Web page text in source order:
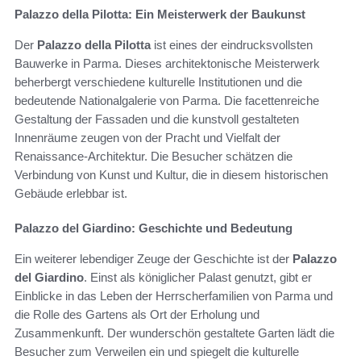
Palazzo della Pilotta: Ein Meisterwerk der Baukunst
Der Palazzo della Pilottaist eines der eindrucksvollsten
Bauwerke in Parma. Dieses architektonische Meisterwerk
beherbergt verschiedene kulturelle Institutionen und die
bedeutende Nationalgalerie von Parma. Die facettenreiche
Gestaltung der Fassaden und die kunstvoll gestalteten
Innenräume zeugen von der Pracht und Vielfalt der
Renaissance-Architektur. Die Besucher schätzen die
Verbindung von Kunst und Kultur, die in diesem historischen
Gebäude erlebbar ist.
Palazzo del Giardino: Geschichte und Bedeutung
Ein weiterer lebendiger Zeuge der Geschichte ist der Palazzo
del Giardino. Einst als königlicher Palast genutzt, gibt er
Einblicke in das Leben der Herrscherfamilien von Parma und
die Rolle des Gartens als Ort der Erholung und
Zusammenkunft. Der wunderschön gestaltete Garten lädt die
Besucher zum Verweilen ein und spiegelt die kulturelle